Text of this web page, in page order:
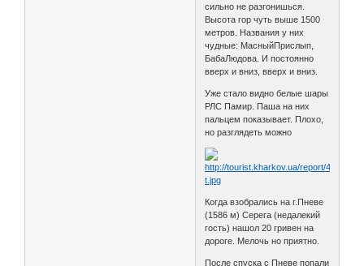
сильно не разгонишься.
Высота гор чуть выше 1500
метров. Названия у них
чудные: МасныйПрислып,
БабаЛюдова. И постоянно
вверх и вниз, вверх и вниз.
Уже стало видно белые шары
РЛС Памир. Паша на них
пальцем показывает. Плохо,
но разглядеть можно
Когда взобрались на г.Пневе
(1586 м) Серега (недалекий
гость) нашол 20 гривен на
дороге. Мелочь но приятно.
После спуска с Пневе попали